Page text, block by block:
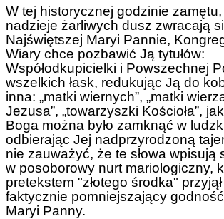
W tej historycznej godzinie
nadzieje żarliwych dusz zwracają
Najświętszej Maryi Pannie,
Wiary chce pozbawić Ją tytułów:
Współodkupicielki i Powszechnej
wszelkich łask, redukując Ją do
inna: „matki wiernych”, „matki
Jezusa”, „towarzyszki Kościoła”,
Boga można było zamknąć w
odbierając Jej nadprzyrodzoną
nie zauważyć, że te słowa wpisują
w posoborowy nurt mariologiczny,
pretekstem "złotego środka"
faktycznie pomniejszający
Maryi Panny.